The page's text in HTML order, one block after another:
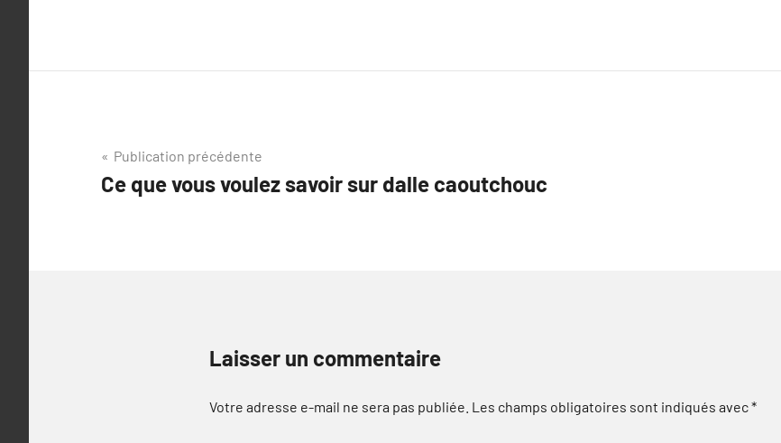
Navigation
de
Publication précédente
Ce que vous voulez savoir sur dalle caoutchouc
Laisser un commentaire
Votre adresse e-mail ne sera pas publiée. Les champs obligatoires sont indiqués avec*